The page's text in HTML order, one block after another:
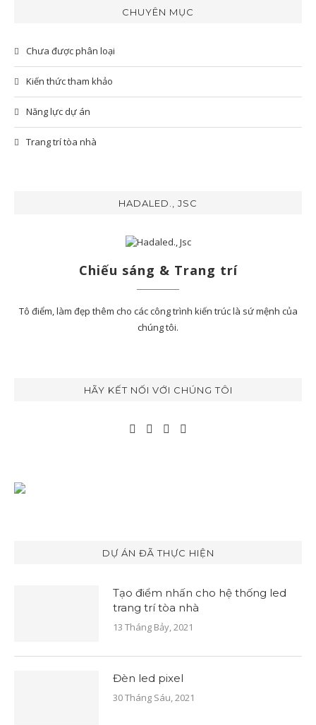
CHUYÊN MỤC
Chưa được phân loại
Kiến thức tham khảo
Năng lực dự án
Trang trí tòa nhà
HADALED., JSC
Chiếu sáng & Trang trí
Tô điểm, làm đẹp thêm cho các công trình kiến trúc là sứ mệnh của
chúng tôi.
HÃY KẾT NỐI VỚI CHÚNG TÔI
DỰ ÁN ĐÃ THỰC HIỆN
Tạo điểm nhấn cho hệ thống led
trang trí tòa nhà
13 Tháng Bảy, 2021
Đèn led pixel
30 Tháng Sáu, 2021